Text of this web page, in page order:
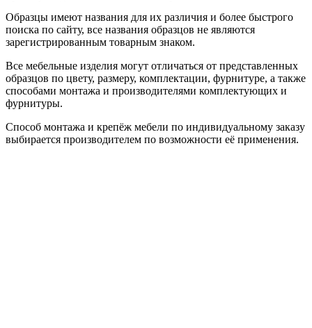
Образцы имеют названия для их различия и более быстрого
поиска по сайту, все названия образцов не являются
зарегистрированным товарным знаком.
Все мебельные изделия могут отличаться от представленных
образцов по цвету, размеру, комплектации, фурнитуре, а также
способами монтажа и производителями комплектующих и
фурнитуры.
Способ монтажа и крепёж мебели по индивидуальному заказу
выбирается производителем по возможности её применения.